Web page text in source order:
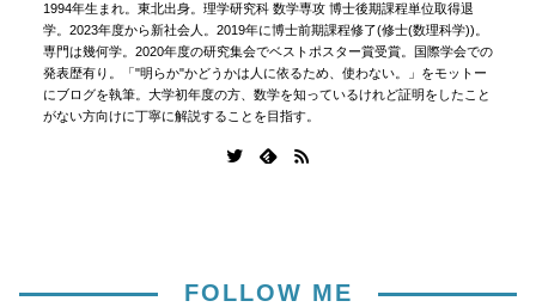
1994年生まれ。東北出身。理学研究科 数学専攻 博士後期課程単位取得退
学。2023年度から新社会人。2019年に博士前期課程修了(修士(数理科学))。
専門は幾何学。2020年度の研究集会でベストポスター賞受賞。国際学会での
発表歴有り。「"明らか"かどうかは人に依るため、使わない。」をモットー
にブログを執筆。大学初年度の方、数学を知っているけれど証明をしたこと
がない方向けに丁寧に解説することを目指す。
FOLLOW ME